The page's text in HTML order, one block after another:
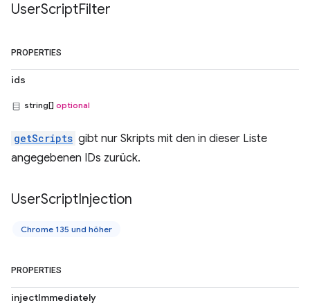
UserScriptFilter
PROPERTIES
ids
string[] optional
getScripts gibt nur Skripts mit den in dieser Liste
angegebenen IDs zurück.
UserScriptInjection
Chrome 135 und höher
PROPERTIES
injectImmediately